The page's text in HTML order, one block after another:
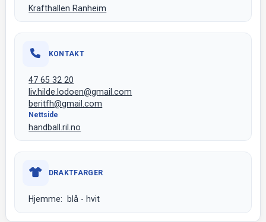
Krafthallen Ranheim
KONTAKT
47 65 32 20
liv.hilde.lodoen@gmail.com
beritfh@gmail.com
Nettside
handball.ril.no
DRAKTFARGER
Hjemme: blå - hvit